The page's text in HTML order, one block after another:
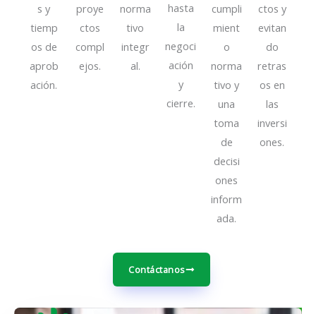
s y
tiemp
os de
aprob
ación.
proye
ctos
compl
ejos.
norma
tivo
integr
al.
hasta
la
negoci
ación
y
cierre.
cumpli
mient
o
norma
tivo y
una
toma
de
decisi
ones
inform
ada.
ctos y
evitan
do
retras
os en
las
inversi
ones.
Contáctanos